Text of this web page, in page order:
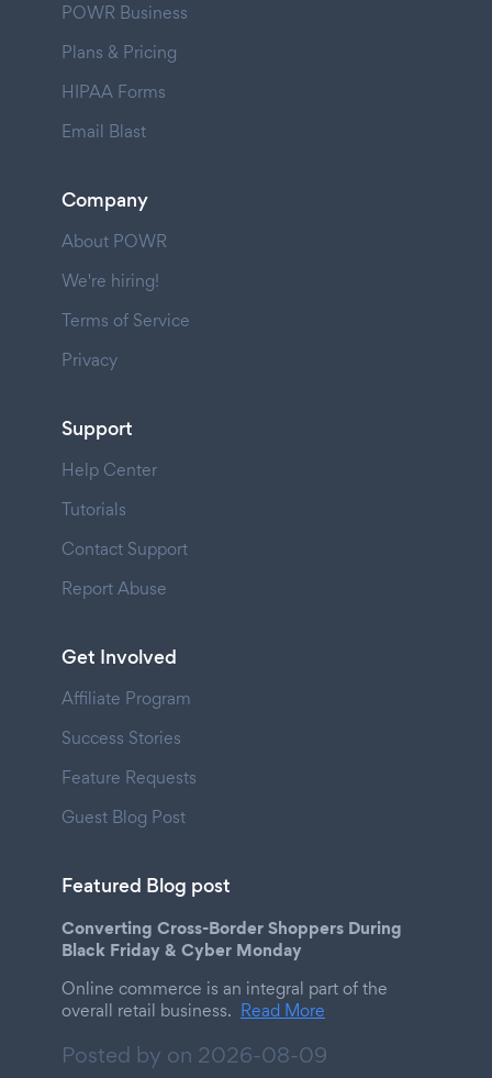
POWR Business
Plans & Pricing
HIPAA Forms
Email Blast
Company
About POWR
We're hiring!
Terms of Service
Privacy
Support
Help Center
Tutorials
Contact Support
Report Abuse
Get Involved
Affiliate Program
Success Stories
Feature Requests
Guest Blog Post
Featured Blog post
Converting Cross-Border Shoppers During
Black Friday & Cyber Monday
Online commerce is an integral part of the
overall retail business. Read More
Posted by on 2026-08-09